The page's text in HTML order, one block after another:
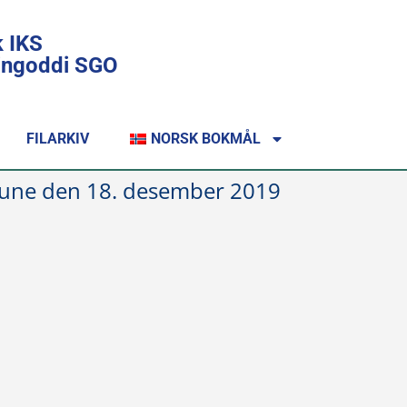
IKS
SGO
FILARKIV NORSK BOKMÅL
den 18. desember 2019